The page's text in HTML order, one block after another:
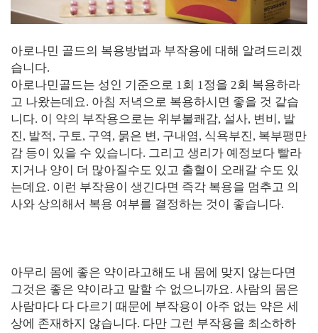
아로나민 골드의 복용방법과 부작용에 대해 알려드리겠
습니다.
아로나민골드는 성인 기준으로 1회 1정을 2회 복용하라
고 나왔는데요. 아침 저녁으로 복용하시면 좋을 것 같습
니다. 이 약의 부작용으로는 위부불쾌감, 설사, 변비, 발
진, 발적, 구토, 구역, 묽은 변, 구내염, 식욕부진, 복부팽만
감 등이 있을 수 있습니다. 그리고 생리가 예정보다 빨라
지거나 양이 더 많아질수도 있고 출혈이 오래갈 수도 있
는데요. 이런 부작용이 생긴다면 즉각 복용을 멈추고 의
사와 상의해서 복용 여부를 결정하는 것이 좋습니다.
아무리 몸에 좋은 약이라고해도 내 몸에 맞지 않는다면
그것은 좋은 약이라고 말할 수 없으니까요. 사람의 몸은
사람마다 다 다르기 때문에 부작용이 아주 없는 약은 세
상에 존재하지 않습니다. 다만 그런 부작용을 최소하하